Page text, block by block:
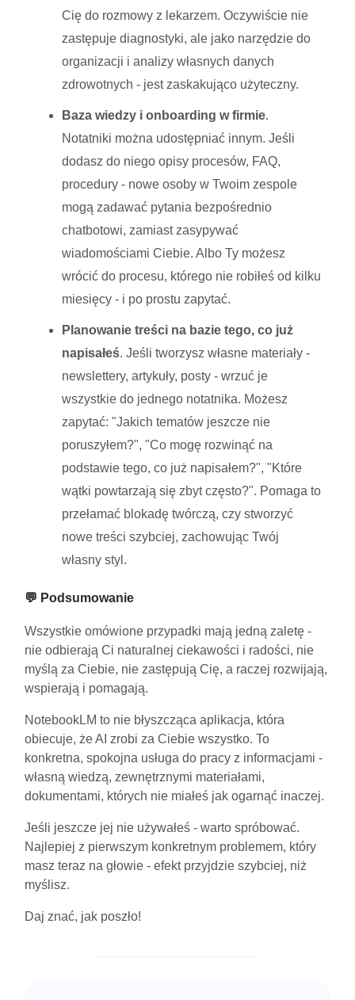
Cię do rozmowy z lekarzem. Oczywiście nie
zastępuje diagnostyki, ale jako narzędzie do
organizacji i analizy własnych danych
zdrowotnych - jest zaskakująco użyteczny.
Baza wiedzy i onboarding w firmie.
Notatniki można udostępniać innym. Jeśli
dodasz do niego opisy procesów, FAQ,
procedury - nowe osoby w Twoim zespole
mogą zadawać pytania bezpośrednio
chatbotowi, zamiast zasypywać
wiadomościami Ciebie. Albo Ty możesz
wrócić do procesu, którego nie robiłeś od kilku
miesięcy - i po prostu zapytać.
Planowanie treści na bazie tego, co już
napisałeś. Jeśli tworzysz własne materiały -
newslettery, artykuły, posty - wrzuć je
wszystkie do jednego notatnika. Możesz
zapytać: "Jakich tematów jeszcze nie
poruszyłem?", "Co mogę rozwinąć na
podstawie tego, co już napisałem?", "Które
wątki powtarzają się zbyt często?". Pomaga to
przełamać blokadę twórczą, czy stworzyć
nowe treści szybciej, zachowując Twój
własny styl.
💬 Podsumowanie
Wszystkie omówione przypadki mają jedną zaletę -
nie odbierają Ci naturalnej ciekawości i radości, nie
myślą za Ciebie, nie zastępują Cię, a raczej rozwijają,
wspierają i pomagają.
NotebookLM to nie błyszcząca aplikacja, która
obiecuje, że AI zrobi za Ciebie wszystko. To
konkretna, spokojna usługa do pracy z informacjami -
własną wiedzą, zewnętrznymi materiałami,
dokumentami, których nie miałeś jak ogarnąć inaczej.
Jeśli jeszcze jej nie używałeś - warto spróbować.
Najlepiej z pierwszym konkretnym problemem, który
masz teraz na głowie - efekt przyjdzie szybciej, niż
myślisz.
Daj znać, jak poszło!